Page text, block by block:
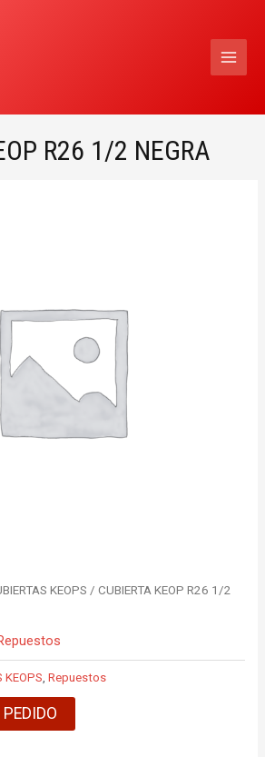
R26 1/2 NEGRA
KEOPS / CUBIERTA KEOP R26 1/2
KEOPS ,Repuestos